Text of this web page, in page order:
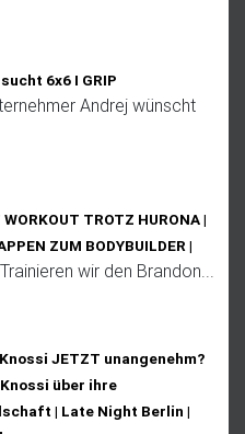
6x6 I GRIP
Andrej wünscht
WORKOUT TROTZ HURONA |
ZUM BODYBUILDER |
wir den Brandon...
JETZT unangenehm?
über ihre
| Late Night Berlin |